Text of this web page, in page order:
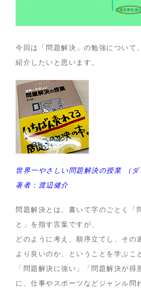
今回は「問題解決」の勉強について
紹介したいと思います。
世界一やさしい問題解決の授業 （ダ
著者：渡辺健介
問題解決とは、書いて字のごとく「
と」を指す言葉ですが、
どのように考え、順序立てし、その
より良いのか、ということを学ぶこ
「問題解決に強い」「問題解決が得
に、仕事やスポーツなどジャンル問